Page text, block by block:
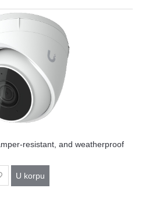
resistant, and weatherproof
U korpu